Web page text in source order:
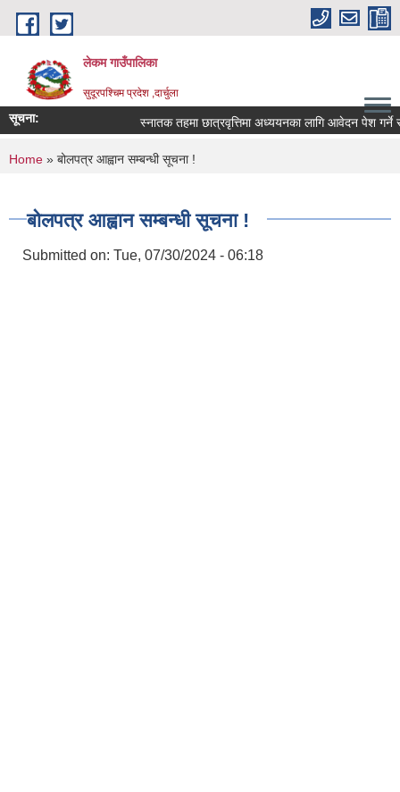
Skip to main content
लेकम गाउँपालिका
सुदूरपश्चिम प्रदेश ,दार्चुला
सूचना: स्नातक तहमा छात्रवृत्तिमा अध्ययनका लागि आवेदन पेश गर्ने
You are here
Home » बोलपत्र आह्वान सम्बन्धी सूचना !
बोलपत्र आह्वान सम्बन्धी सूचना !
Submitted on: Tue, 07/30/2024 - 06:18